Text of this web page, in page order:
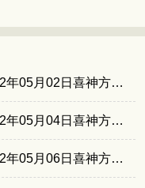
2022年05月02日喜神方位西北
2022年05月04日喜神方位正南
2022年05月06日喜神方位东北